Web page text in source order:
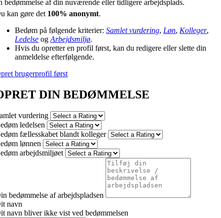
bedømmelse af din nuværende eller tidligere arbejdsplads.
kan gøre det 100% anonymt.
Bedøm på følgende kriterier:Samlet vurdering, Løn, Kolleger,
Ledelse ogArbejdsmiljø.
Hvis du opretter en profil først, kan du redigere eller slette din
anmeldelse efterfølgende.
brugerprofil først
DIN BEDØMMELSE
vurdering
ledelsen
fællesskabet blandt kolleger
lønnen
arbejdsmiljøet
bedømmelse af arbejdspladsen
navn
navn bliver ikke vist ved bedømmelsen